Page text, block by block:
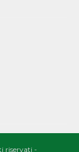
riservati -